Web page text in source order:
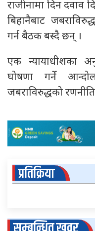
राजीनामा दिन
बिहानैबाट
गर्न बैठक बस्दै छन् ।
एक न्यायाधीशका
घोषणा गर्ने
जबराविरुद्धको
प्रतिक्रिया